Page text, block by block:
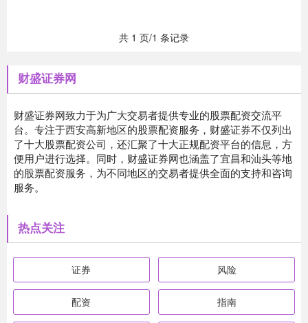
共 1 页/1 条记录
财盛证券网
财盛证券网致力于为广大交易者提供专业的股票配资交流平
台。专注于西安高新地区的股票配资服务，财盛证券不仅列出
了十大股票配资公司，还汇聚了十大正规配资平台的信息，方
便用户进行选择。同时，财盛证券网也涵盖了宜昌和汕头等地
的股票配资服务，为不同地区的交易者提供全面的支持和咨询
服务。
热点关注
证券 风险
配资 指南